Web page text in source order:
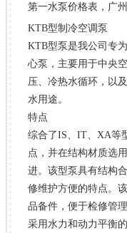
第一水泵价格表，广
KTB型制冷空调泵
KTB型泵是我公司专
心泵，主要用于中央
压、冷热水循环，以
水用途。
特点
综合了IS、IT、XA等
点，并在结构材质选
进。该型泵具有结构
修维护方便的特点。
品备件，便于检修管理
采用水力和动力平衡